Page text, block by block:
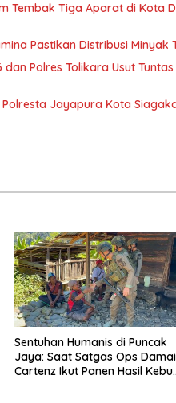
Tembak Tiga Aparat di Kota
Pastikan Distribusi Minyak
Polres Tolikara Usut
Jayapura Kota
Sentuhan Humanis di Puncak
Jaya: Saat Satgas Ops Damai
Cartenz Ikut Panen Hasil